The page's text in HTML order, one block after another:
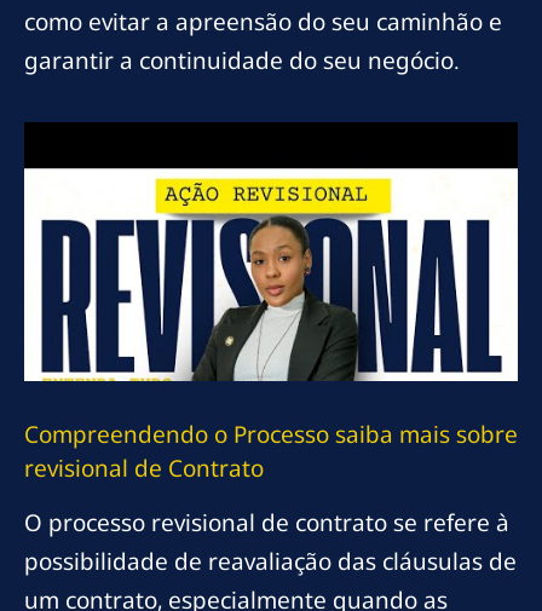
como evitar a apreensão do seu caminhão e
garantir a continuidade do seu negócio.
Compreendendo o Processosaiba mais sobre
revisional de Contrato
O processo revisional de contrato se refere à
possibilidade de reavaliação das cláusulas de
um contrato, especialmente quando as